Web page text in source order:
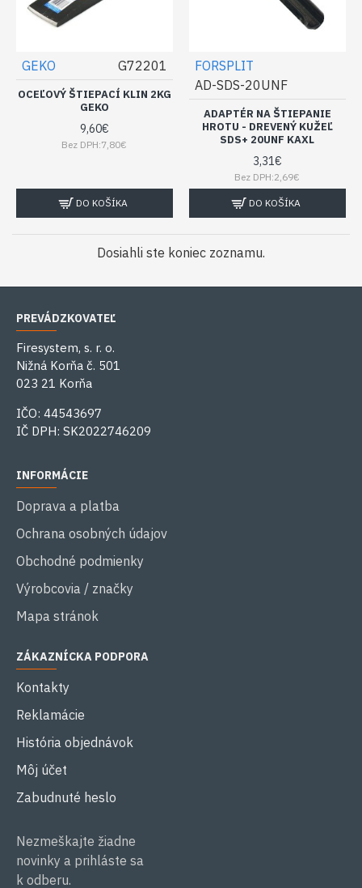
GEKO G72201
OCEĽOVÝ ŠTIEPACÍ KLIN 2KG
GEKO
9,60€
Bez DPH:7,80€
DO KOŠÍKA
FORSPLIT
AD-SDS-20UNF
ADAPTÉR NA ŠTIEPANIE
HROTU - DREVENÝ KUŽEĽ
SDS+ 20UNF KAXL
3,31€
Bez DPH:2,69€
DO KOŠÍKA
Dosiahli ste koniec zoznamu.
PREVÁDZKOVATEĽ
Firesystem, s. r. o.
Nižná Korňa č. 501
023 21 Korňa
IČO: 44543697
IČ DPH: SK2022746209
INFORMÁCIE
Doprava a platba
Ochrana osobných údajov
Obchodné podmienky
Výrobcovia / značky
Mapa stránok
ZÁKAZNÍCKA PODPORA
Kontakty
Reklamácie
História objednávok
Môj účet
Zabudnuté heslo
Nezmeškajte žiadne
novinky a prihláste sa
k odberu.